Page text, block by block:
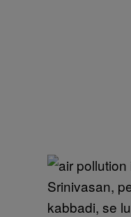
Srinivasan,
kabbadi, se